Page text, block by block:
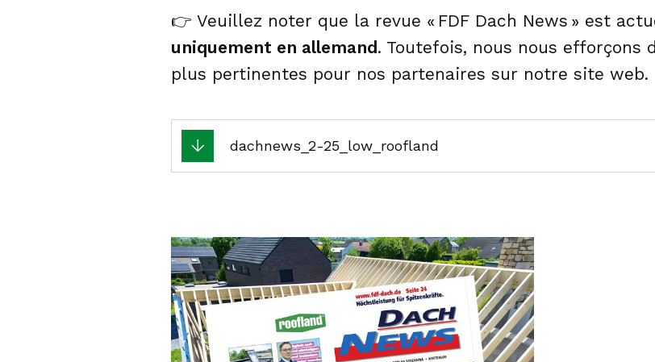
👉 Veuillez noter que la revue « FDF Dach News » est
uniquement en allemand. Toutefois, nous nous
plus pertinentes pour nos partenaires sur notre site web.
dachnews_2-25_low_roofland